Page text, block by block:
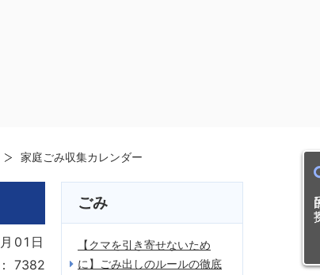
目
家庭ごみ収集カレンダー
01日
7382
ごみ
【クマを引き寄せないため
に】ごみ出しのルールの徹底